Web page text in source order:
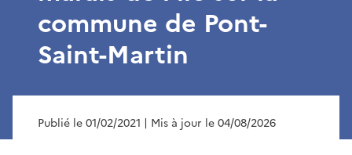
commune de Pont-
Saint-Martin
Publié le 01/02/2021 | Mis à jour le 04/08/2026